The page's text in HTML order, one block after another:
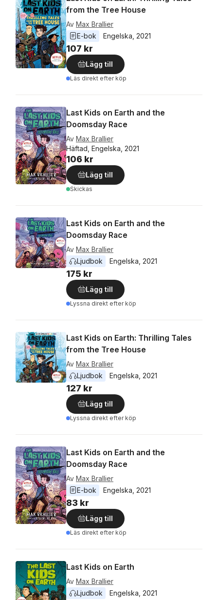
from the Tree House
Av Max Brallier
E-bok
Engelska 2021
107 kr
Lägg till
Läs direkt efter köp
Last Kids on Earth and the
Doomsday Race
Av Max Brallier
Häftad, Engelska, 2021
106 kr
Lägg till
Skickas
Last Kids on Earth and the
Doomsday Race
Av Max Brallier
Ljudbok
Engelska 2021
175 kr
Lägg till
Lyssna direkt efter köp
Last Kids on Earth: Thrilling Tales
from the Tree House
Av Max Brallier
Ljudbok
Engelska 2021
127 kr
Lägg till
Lyssna direkt efter köp
Last Kids on Earth and the
Doomsday Race
Av Max Brallier
E-bok
Engelska 2021
83 kr
Lägg till
Läs direkt efter köp
Last Kids on Earth
Av Max Brallier
Ljudbok
Engelska 2021